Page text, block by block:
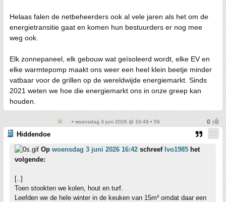
Helaas falen de netbeheerders ook al vele jaren als het om de
energietransitie gaat en komen hun bestuurders er nog mee
weg ook.
Elk zonnepaneel, elk gebouw wat geïsoleerd wordt, elke EV en
elke warmtepomp maakt ons weer een heel klein beetje minder
vatbaar voor de grillen op de wereldwijde energiemarkt. Sinds
2021 weten we hoe die energiemarkt ons in onze greep kan
houden.
• woensdag 3 juni 2026 @ 16:49 • 59
Hiddendoe
Op woensdag 3 juni 2026 16:42 schreef Ivo1985 het
volgende:
[..]
Toen stookten we kolen, hout en turf.
Leefden we de hele winter in de keuken van 15m² omdat daar een